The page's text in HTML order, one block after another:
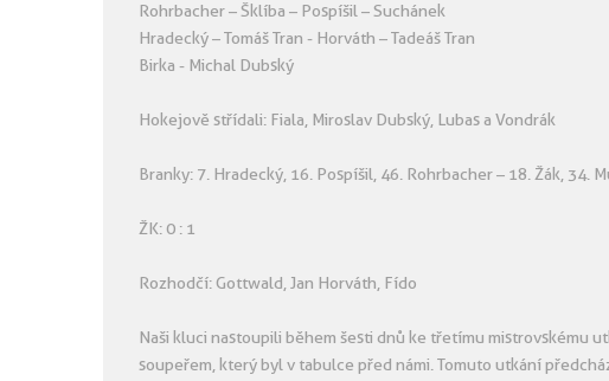
Rohrbacher – Šklíba – Pospíšil – Suchánek
Hradecký – Tomáš Tran - Horváth – Tadeáš Tran
Birka - Michal Dubský
Hokejově střídali: Fiala, Miroslav Dubský, Lubas a Vondrák
Branky: 7. Hradecký, 16. Pospíšil, 46. Rohrbacher – 18. Žák, 34.
ŽK: 0 : 1
Rozhodčí: Gottwald, Jan Horváth, Fído
Naši kluci nastoupili během šesti dnů ke třetímu mistrovskému
soupeřem, který byl v tabulce před námi. Tomuto utkání